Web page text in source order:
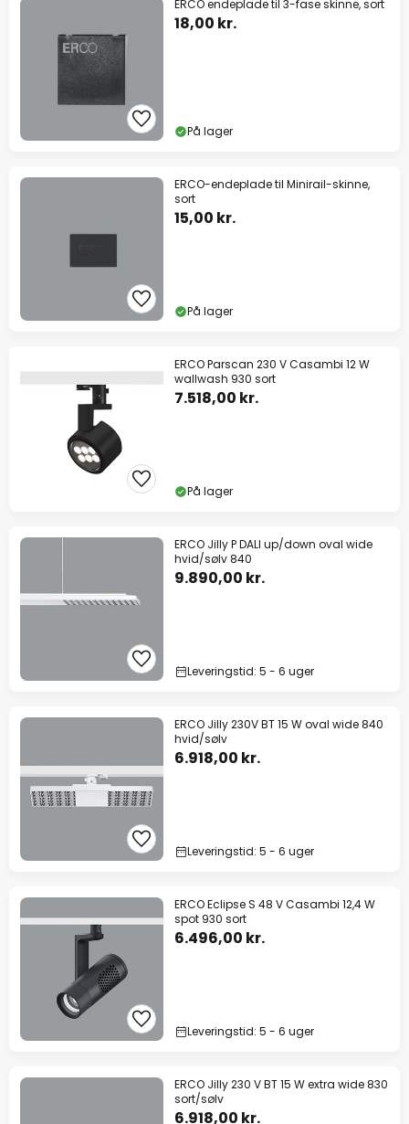
ERCO endeplade til 3-fase skinne, sort
18,00 kr.
På lager
ERCO-endeplade til Minirail-skinne,
sort
15,00 kr.
På lager
ERCO Parscan 230 V Casambi 12 W
wallwash 930 sort
7.518,00 kr.
På lager
ERCO Jilly P DALI up/down oval wide
hvid/sølv 840
9.890,00 kr.
Leveringstid: 5 - 6 uger
ERCO Jilly 230V BT 15 W oval wide 840
hvid/sølv
6.918,00 kr.
Leveringstid: 5 - 6 uger
ERCO Eclipse S 48 V Casambi 12,4 W
spot 930 sort
6.496,00 kr.
Leveringstid: 5 - 6 uger
ERCO Jilly 230 V BT 15 W extra wide 830
sort/sølv
6.918,00 kr.